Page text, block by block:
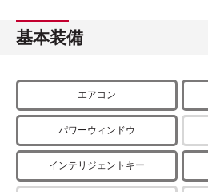
基本装備
エアコン
パワーウィンドウ
インテリジェントキー